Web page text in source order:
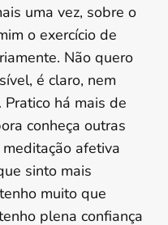
uma vez, sobre o
o exercício de
Não quero
é claro, nem
há mais de
conheça outras
afetiva
sinto mais
muito que
plena confiança